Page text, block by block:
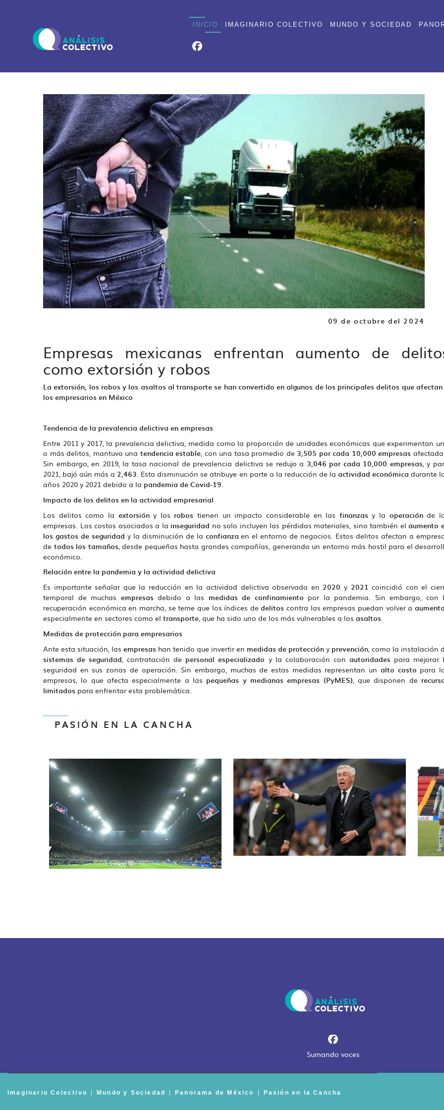
INICIO IMAGINARIO COLECTIVO MUNDO Y SOCIEDAD
09 de octubre del 2024
Empresas mexicanas enfrentan aumento de
como extorsión y robos
La extorsión, los robos y los asaltos al transporte se han convertido en algunos de los principales delitos que afectan
los empresarios en México
Tendencia de la prevalencia delictiva en empresas
Entre 2011 y 2017, la prevalencia delictiva, medida como la proporción de unidades económicas que experimentan
o más delitos, mantuvo una tendencia estable, con una tasa promedio de 3,505 por cada 10,000 empresas
Sin embargo, en 2019, la tasa nacional de prevalencia delictiva se redujo a 3,046 por cada 10,000 empresas, y
2021, bajó aún más a 2,463. Esta disminución se atribuye en parte a la reducción de la actividad económica durante
años 2020 y 2021 debido a la pandemia de Covid-19.
Impacto de los delitos en la actividad empresarial
Los delitos como la extorsióny los robos tienen un impacto considerable en las finanzasy la operaciónde
empresas. Los costos asociados a la inseguridad no solo incluyen las pérdidas materiales, sino también elaumento
los gastos de seguridad y la disminución de la confianza en el entorno de negocios. Estos delitos afectan a
de todos los tamaños, desde pequeñas hasta grandes compañías, generando un entorno más hostil para el
económico.
Relación entre la pandemia y la actividad delictiva
Es importante señalar que la reducción en la actividad delictiva observada en 2020 y 2021 coincidió con el
temporal de muchas empresasdebido a las medidas de confinamiento por la pandemia. Sin embargo, con
recuperación económica en marcha, se teme que los índices dedelitos contra las empresas puedan volver a
especialmente en sectores como el transporte, que ha sido uno de los más vulnerables a los asaltos.
Medidas de protección para empresarios
Ante esta situación, las empresas han tenido que invertir en medidas de protección y prevención, como la instalación
sistemas de seguridad, contratación de personal especializado y la colaboración con autoridadespara mejorar
seguridad en sus zonas de operación. Sin embargo, muchas de estas medidas representan un alto costo para
empresas, lo que afecta especialmente a las pequeñas y medianas empresas (PyMES), que disponen de
limitados para enfrentar esta problemática.
PASIÓN EN LA CANCHA
ADIÓS A SAN SIRO: MILÁN
APRUEBA LA VENTA DEL
HISTÓRICO ESTADIO AL INTER Y AC
MILAN
Sep 30, 2025
BRASIL BUSCA SU PRIMERA
VICTORIA CON ANCELOTTI ANTE
PARAGUAY RUMBO AL MUNDIAL
2026
Jun 09, 2025
Sumando voces
Imaginario Colectivo Mundo y Sociedad Panorama de México Pasión en la Cancha